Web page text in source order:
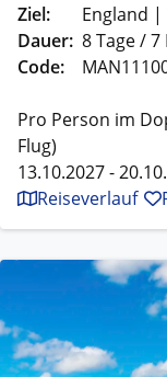
Ziel:
England |
Dauer: 8 Tage /
Code:
Pro Person im
Flug)
13.10.2027 -
Reiseverlauf